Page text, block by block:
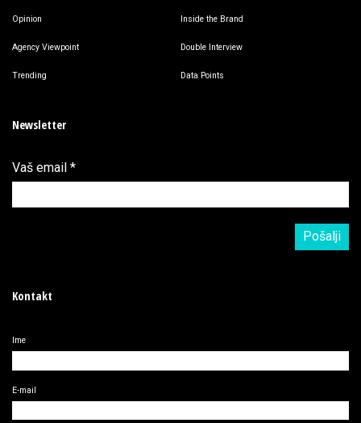
Opinion Inside the Brand
Agency Viewpoint Double Interview
Trending Data Points
Newsletter
Vaš email *
Kontakt
Ime
E-mail